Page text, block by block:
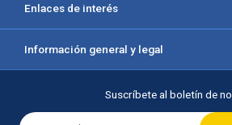
Enlaces de interés
Información general y legal
Suscríbete al boletín de